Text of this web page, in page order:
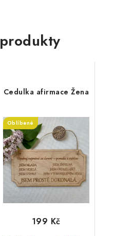
Cedulka afirmace Žena
Oblíbené
199 Kč